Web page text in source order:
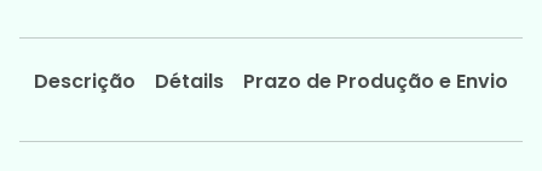
Descrição Détails Prazo de Produção e Envio